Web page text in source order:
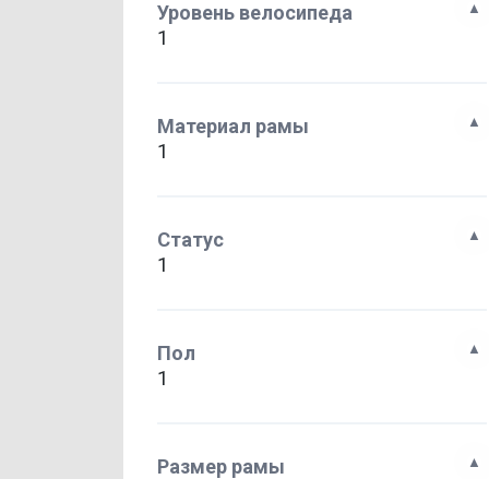
Уровень велосипеда
1
Материал рамы
1
Статус
1
Пол
1
Размер рамы